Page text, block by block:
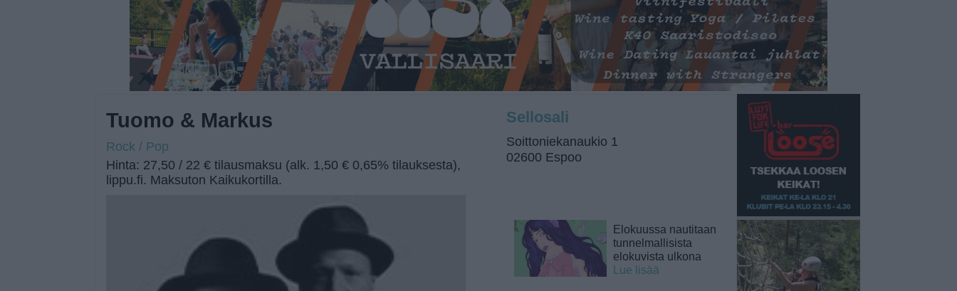
Tuomo & Markus
Rock / Pop
Hinta: 27,50 / 22 € tilausmaksu (alk. 1,50 € 0,65% tilauksesta),
lippu.fi. Maksuton Kaikukortilla.
Sellosali
Soittoniekanaukio 1
02600 Espoo
Elokuussa nautitaan
tunnelmallisista
elokuvista ulkona
Lue lisää